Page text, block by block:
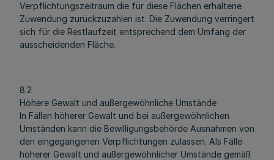
Verpflichtungszeitraum die für diese Flächen erhaltene
Zuwendung zurückzuzahlen ist. Die Zuwendung verringert
sich für die Restlaufzeit entsprechend dem Umfang der
ausscheidenden Fläche.
8.2
Höhere Gewalt und außergewöhnliche Umstände
In Fällen höherer Gewalt und bei außergewöhnlichen
Umständen kann die Bewilligungsbehörde Ausnahmen von
den eingegangenen Verpflichtungen zulassen. Als Fälle
höherer Gewalt und außergewöhnlicher Umstände gemäß